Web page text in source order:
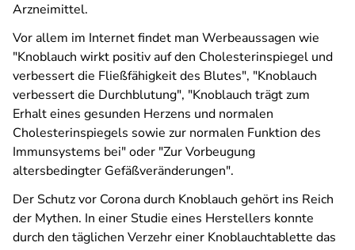
Arzneimittel.
Vor allem im Internet findet man Werbeaussagen wie
"Knoblauch wirkt positiv auf den Cholesterinspiegel und
verbessert die Fließfähigkeit des Blutes", "Knoblauch
verbessert die Durchblutung", "Knoblauch trägt zum
Erhalt eines gesunden Herzens und normalen
Cholesterinspiegels sowie zur normalen Funktion des
Immunsystems bei" oder "Zur Vorbeugung
altersbedingter Gefäßveränderungen".
Der Schutz vor Corona durch Knoblauch gehört ins Reich
der Mythen. In einer Studie eines Herstellers konnte
durch den täglichen Verzehr einer Knoblauchtablette das